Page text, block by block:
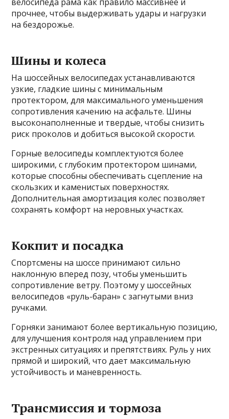
прочнее, чтобы выдерживать удары и нагрузки
на бездорожье.
Шины и колеса
На шоссейных велосипедах устанавливаются
узкие, гладкие шины с минимальным
протектором, для максимального уменьшения
сопротивления качению на асфальте. Шины
высоконаполненные и твердые, чтобы снизить
риск проколов и добиться высокой скорости.
Горные велосипеды комплектуются более
широкими, с глубоким протектором шинами,
которые способны обеспечивать сцепление на
скользких и каменистых поверхностях.
Дополнительная амортизация колес позволяет
сохранять комфорт на неровных участках.
Кокпит и посадка
Спортсмены на шоссе принимают сильно
наклонную вперед позу, чтобы уменьшить
сопротивление ветру. Поэтому у шоссейных
велосипедов «руль-баран» с загнутыми вниз
ручками.
Горняки занимают более вертикальную позицию,
для улучшения контроля над управлением при
экстренных ситуациях и препятствиях. Руль у них
прямой и широкий, что дает максимальную
устойчивость и маневренность.
Трансмиссия и тормоза